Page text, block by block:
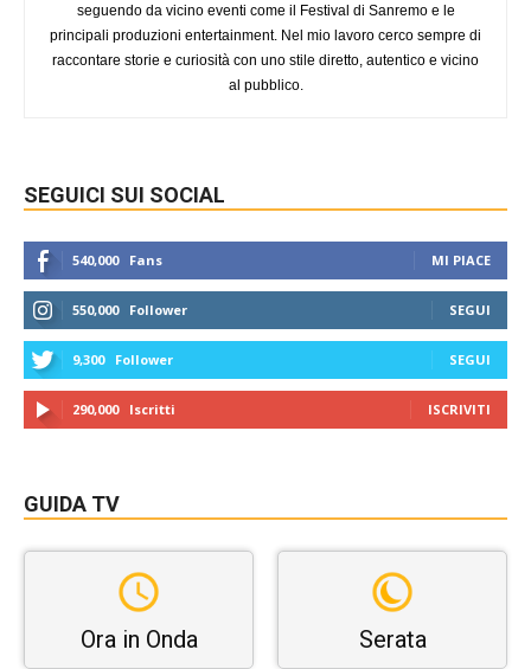
seguendo da vicino eventi come il Festival di Sanremo e le
principali produzioni entertainment. Nel mio lavoro cerco sempre di
raccontare storie e curiosità con uno stile diretto, autentico e vicino
al pubblico.
SEGUICI SUI SOCIAL
540,000 Fans MI PIACE
550,000 Follower SEGUI
9,300 Follower SEGUI
290,000 Iscritti ISCRIVITI
GUIDA TV
Ora in Onda Serata